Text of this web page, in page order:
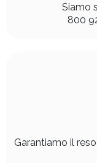
Siamo
800
Garantiamo il